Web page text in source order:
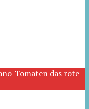
Tomaten das rote